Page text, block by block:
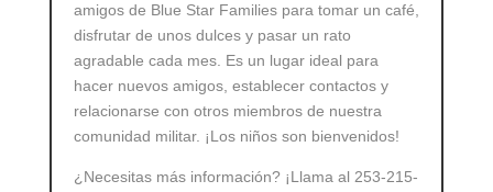
amigos de Blue Star Families para tomar un café,
disfrutar de unos dulces y pasar un rato
agradable cada mes. Es un lugar ideal para
hacer nuevos amigos, establecer contactos y
relacionarse con otros miembros de nuestra
comunidad militar. ¡Los niños son bienvenidos!
¿Necesitas más información? ¡Llama al 253-215-